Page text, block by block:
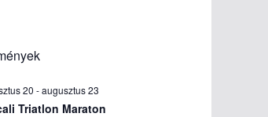
20 -augusztus 23
Triatlon Maraton